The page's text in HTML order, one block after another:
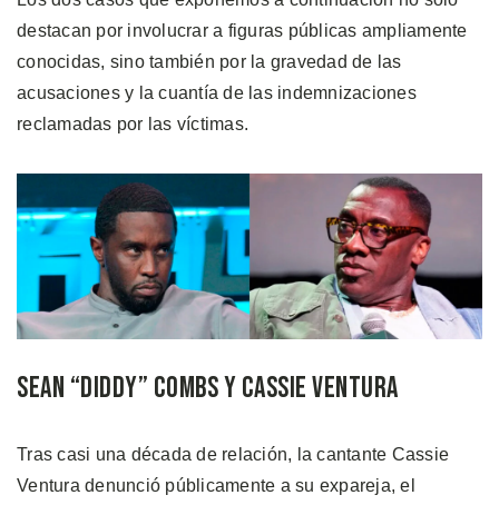
destacan por involucrar a figuras públicas ampliamente
conocidas, sino también por la gravedad de las
acusaciones y la cuantía de las indemnizaciones
reclamadas por las víctimas.
Sean “Diddy” Combs y Cassie Ventura
Tras casi una década de relación, la cantante Cassie
Ventura denunció públicamente a su expareja, el